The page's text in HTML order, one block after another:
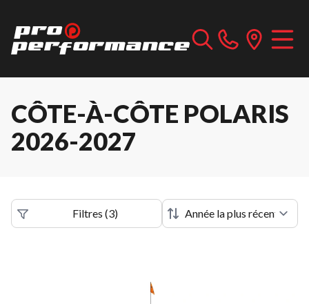
CÔTE-À-CÔTE POLARIS
2026-2027
Filtres (3)